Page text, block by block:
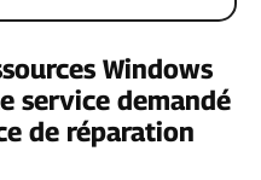
Windows
service demandé
de réparation